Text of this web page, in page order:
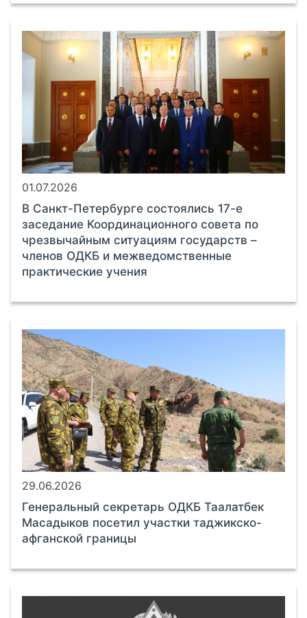
01.07.2026
В Санкт-Петербурге состоялись 17-е
заседание Координационного совета по
чрезвычайным ситуациям государств –
членов ОДКБ и межведомственные
практические учения
29.06.2026
Генеральный секретарь ОДКБ Таалатбек
Масадыков посетил участки таджикско-
афганской границы